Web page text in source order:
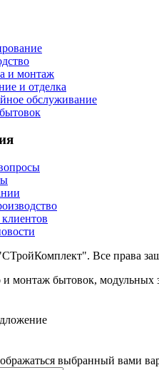
и монтаж
и отделка
обслуживание
Все права
и монтаж бытовок, модульных
выбранный вами